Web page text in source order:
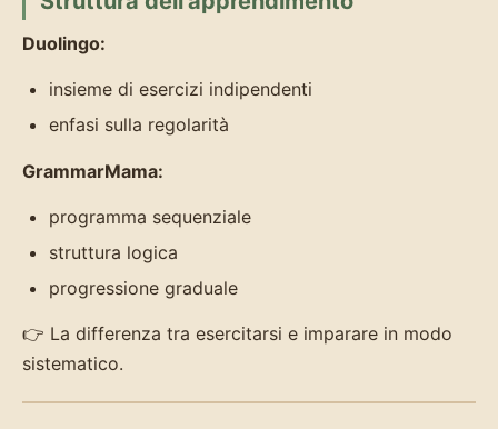
Duolingo:
insieme di esercizi indipendenti
enfasi sulla regolarità
GrammarMama:
programma sequenziale
struttura logica
progressione graduale
👉 La differenza tra esercitarsi e imparare in modo
sistematico.